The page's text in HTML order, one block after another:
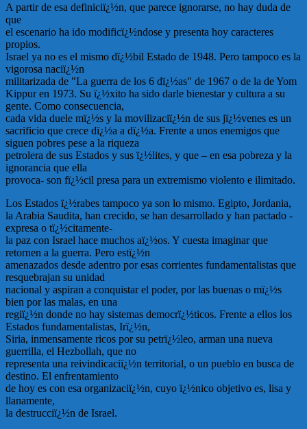
A partir de esa definiciï¿½n, que parece ignorarse, no hay duda de
que
el escenario ha ido modificï¿½ndose y presenta hoy caracteres
propios.
Israel ya no es el mismo dï¿½bil Estado de 1948. Pero tampoco es la
vigorosa naciï¿½n
militarizada de "La guerra de los 6 dï¿½as" de 1967 o de la de Yom
Kippur en 1973. Su ï¿½xito ha sido darle bienestar y cultura a su
gente. Como consecuencia,
cada vida duele mï¿½s y la movilizaciï¿½n de sus jï¿½venes es un
sacrificio que crece dï¿½a a dï¿½a. Frente a unos enemigos que
siguen pobres pese a la riqueza
petrolera de sus Estados y sus ï¿½lites, y que – en esa pobreza y la
ignorancia que ella
provoca- son fï¿½cil presa para un extremismo violento e ilimitado.
Los Estados ï¿½rabes tampoco ya son lo mismo. Egipto, Jordania,
la Arabia Saudita, han crecido, se han desarrollado y han pactado -
expresa o tï¿½citamente-
la paz con Israel hace muchos aï¿½os. Y cuesta imaginar que
retornen a la guerra. Pero estï¿½n
amenazados desde adentro por esas corrientes fundamentalistas que
resquebrajan su unidad
nacional y aspiran a conquistar el poder, por las buenas o mï¿½s
bien por las malas, en una
regiï¿½n donde no hay sistemas democrï¿½ticos. Frente a ellos los
Estados fundamentalistas, Irï¿½n,
Siria, inmensamente ricos por su petrï¿½leo, arman una nueva
guerrilla, el Hezbollah, que no
representa una reivindicaciï¿½n territorial, o un pueblo en busca de
destino. El enfrentamiento
de hoy es con esa organizaciï¿½n, cuyo ï¿½nico objetivo es, lisa y
llanamente,
la destrucciï¿½n de Israel.